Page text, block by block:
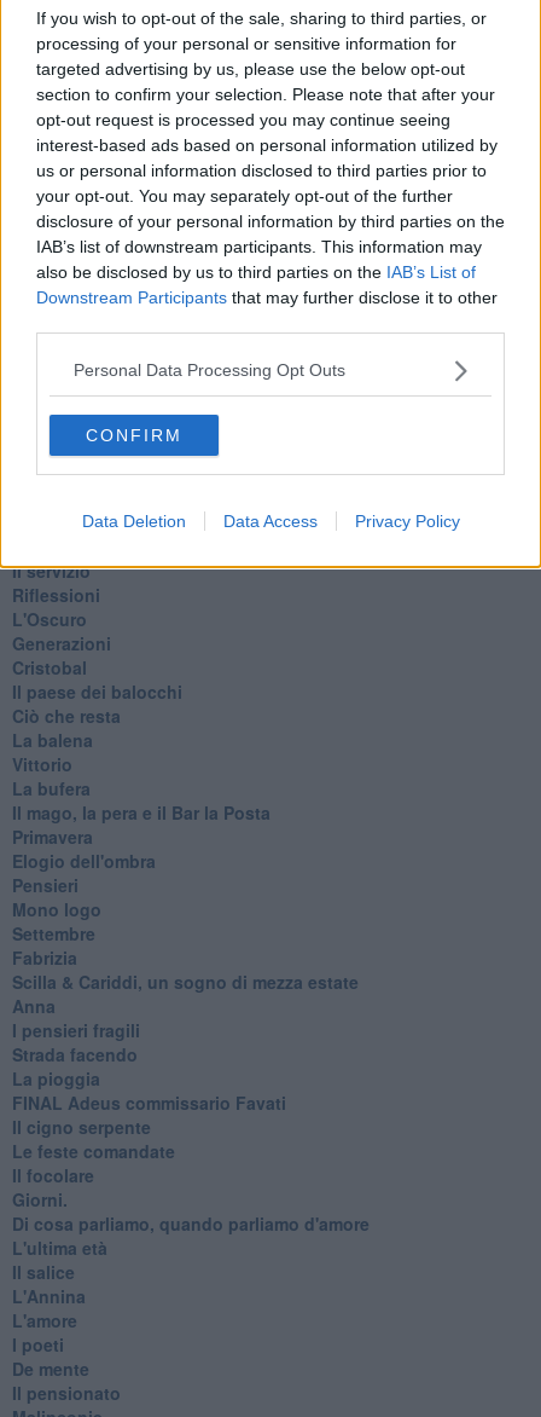
If you wish to opt-out of the sale, sharing to third parties, or
processing of your personal or sensitive information for
targeted advertising by us, please use the below opt-out
section to confirm your selection. Please note that after your
opt-out request is processed you may continue seeing
interest-based ads based on personal information utilized by
us or personal information disclosed to third parties prior to
your opt-out. You may separately opt-out of the further
disclosure of your personal information by third parties on the
IAB’s list of downstream participants. This information may
also be disclosed by us to third parties on the IAB’s List of
Downstream Participants that may further disclose it to other
Personal Data Processing Opt Outs
CONFIRM
Data Deletion Data Access Privacy Policy
Vita & morte
Auguri
Moro
Passanti
Continuando, la nonna e il carretto
Metaverso smart
Fiamme
Anzi
Confessioni autoreferenziali
Utopie
Estate
Il lago
Il diluvio
La classe
Dal balcone
Insomnia
Il guardiano
Lo sgombero
Erodoto e Tucidide
Pensieri brevi
Il servizio
Riflessioni
L'Oscuro
Generazioni
Cristobal
Il paese dei balocchi
Ciò che resta
La balena
Vittorio
La bufera
Il mago, la pera e il Bar la Posta
Primavera
Elogio dell'ombra
Pensieri
Mono logo
Settembre
Fabrizia
​Scilla & Cariddi, un sogno di mezza estate
Anna
I pensieri fragili
Strada facendo
La pioggia
FINAL Adeus commissario Favati
Il cigno serpente
Le feste comandate
Il focolare
Giorni.
Di cosa parliamo, quando parliamo d'amore
L'ultima età
Il salice
L'Annina
L'amore
I poeti
De mente
Il pensionato